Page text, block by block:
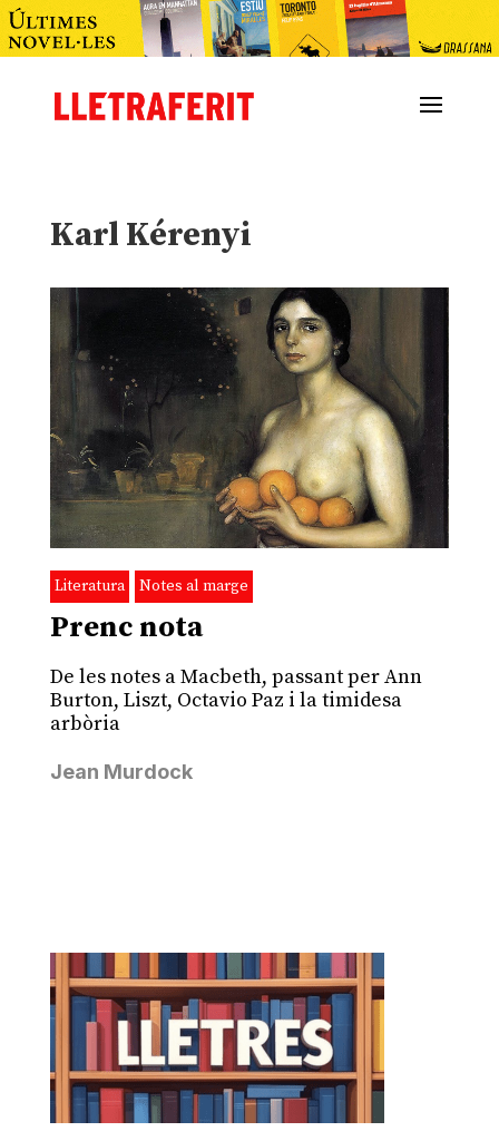
Karl Kérenyi
Literatura Notes al marge
Prenc nota
De les notes a Macbeth, passant per Ann
Burton, Liszt, Octavio Paz i la timidesa
arbòria
Jean Murdock